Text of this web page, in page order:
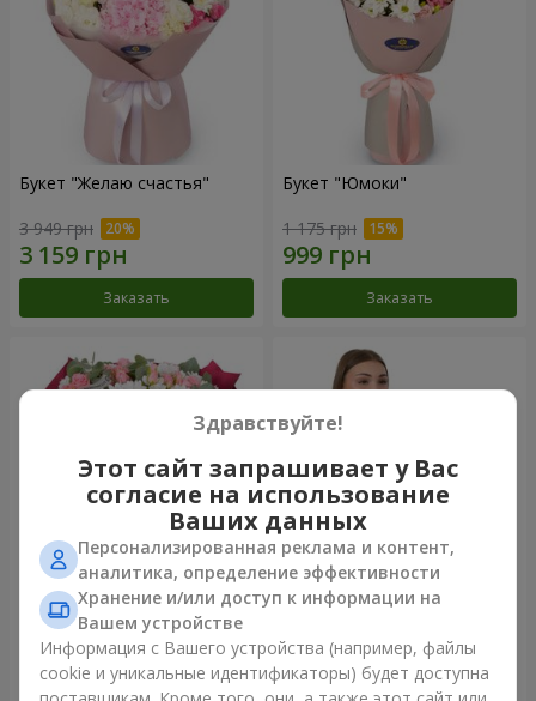
Букет "Желаю счастья"
3 949 грн
Заказать
Букет "Юмоки"
1 175 грн
Заказать
Букет "Очарование
нежности"
3 199 грн
Композиция "Белоснежная
гармония"
2 879 грн
Здравствуйте!
Этот сайт запрашивает у Вас
согласие на использование
Ваших данных
Персонализированная реклама и контент,
аналитика, определение эффективности
Хранение и/или доступ к информации на
Вашем устройстве
Информация с Вашего устройства (например, файлы
cookie и уникальные идентификаторы) будет доступна